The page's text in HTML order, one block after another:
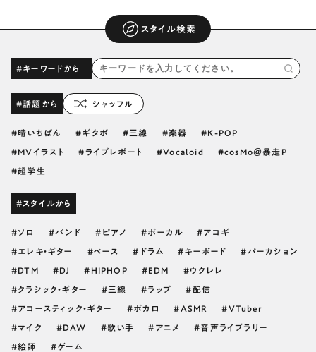
スタイル検索
#キーワードから
#話題から シャッフル
晴いちばん ギタボ 三線 楽器 K-POP
MVイラスト ライブレポート Vocaloid cosMo＠暴走P
超学生
#スタイルから
ソロ バンド ピアノ ボーカル アコギ
エレキ・ギター ベース ドラム キーボード パーカション
DTM DJ HIPHOP EDM ウクレレ
クラシック・ギター 三線 ラップ 配信
アコースティック・ギター ボカロ ASMR VTuber
マイク DAW 歌い手 アニメ 音声ライブラリー
絵師 ゲーム